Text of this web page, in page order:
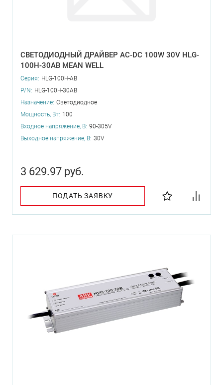
СВЕТОДИОДНЫЙ ДРАЙВЕР AC-DC 100W 30V HLG-
100H-30AB MEAN WELL
Серия: HLG-100H-AB
P/N: HLG-100H-30AB
Назначение: Светодиодное
Мощность, Вт: 100
Входное напряжение, В: 90-305V
Выходное напряжение, В: 30V
3 629.97 руб.
ПОДАТЬ ЗАЯВКУ